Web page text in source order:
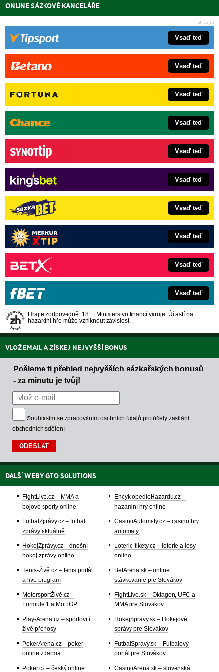
ONLINE SÁZKOVÉ KANCELÁŘE
Vsaď teď
Vsaď teď
Vsaď teď
Vsaď teď
Vsaď teď
Vsaď teď
Vsaď teď
Vsaď teď
Vsaď teď
Vsaď teď
Hrajte zodpovědně. 18+ | Ministerstvo financí varuje: Účastí na
hazardní hře může vzniknout závislost.
VLOŽ EMAIL A ZÍSKEJ NEJVYŠŠÍ BONUS
Pošleme ti přehled nejvyšších sázkařských bonusů
- za minutu je tvůj!
Souhlasím se zpracováním osobních údajů pro účely zasílání
obchodních sdělení
DALŠÍ WEBY GTO SOLUTIONS
FightLive.cz – MMA a
bojové sporty online
FotbalZprávy.cz – fotbal
zprávy aktuálně
HokejZprávy.cz – dnešní
hokej zprávy online
Tenis-Živě.cz – tenis portál
a live program
MotorsportŽivě.cz –
Formule 1 a MotoGP
Play-Arena.cz – sportovní
živé přenosy
PokerArena.cz – poker
online zdarma
Poker.cz – český online
EncyklopedieHazardu.cz –
hazardní hry online
CasinoAutomaty.cz – casino hry
automaty
Loterie-tikety.cz – loterie a losy
online
BetArena.sk – online
stávkovanie pre Slovákov
FightLive.sk – Oktagon, UFC a
MMA pre Slovákov
HokejSpravy.sk – Hokejové
správy pre Slovákov
FutbalSpravy.sk – Futbalový
portál pre Slovákov
CasinoArena.sk – slovenská